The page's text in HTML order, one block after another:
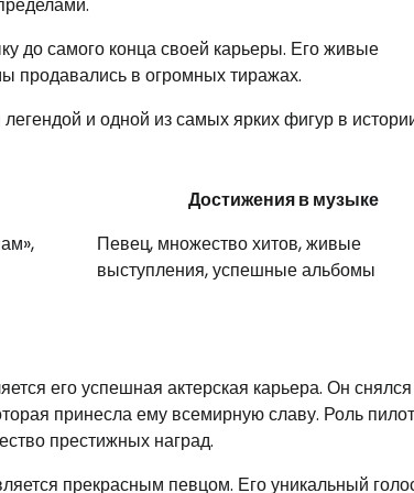
до самого конца своей карьеры. Его живые
продавались в огромных тиражах.
и одной из самых ярких фигур в
Достижения в музыке
Певец, множество хитов, живые
выступления, успешные альбомы
его успешная актерская карьера. Он
принесла ему всемирную славу. Роль
престижных наград.
прекрасным певцом. Его уникальный